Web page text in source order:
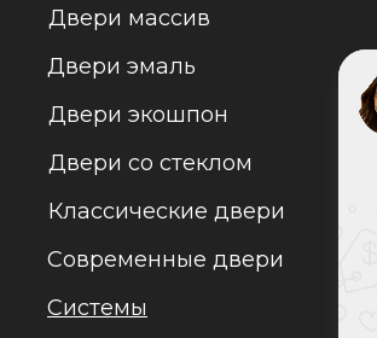
Двери эмаль
Двери экошпон
Современные двери
Классические двери
Системы
Двери со стеклом
Двери массив